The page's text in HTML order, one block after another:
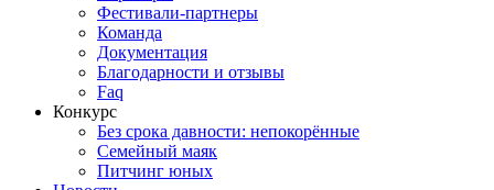
Фестивали-партнеры
Команда
Документация
Благодарности и отзывы
Faq
Конкурс
Без срока давности: непокорённые
Семейный маяк
Питчинг юных